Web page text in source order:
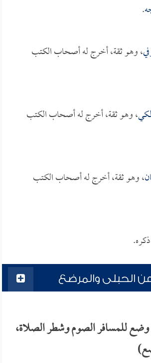
.
، وهو ثقة، أخرج له أصحاب الكتب
، وهو ثقة، أخرج له أصحاب الكتب
، وهو ثقة، أخرج له أصحاب الكتب
الحبلى والمرضع
للمسافر الصوم وشطر الصلاة،